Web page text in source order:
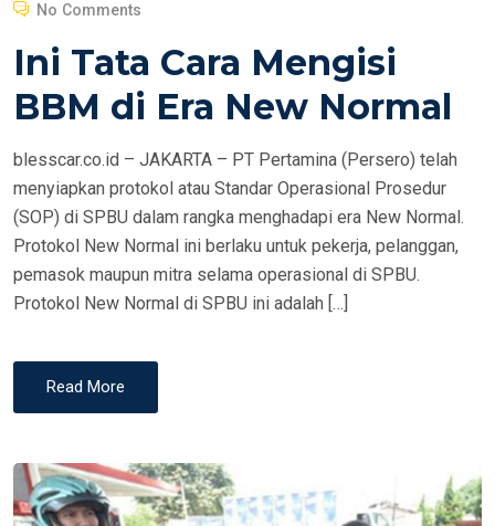
T
No Comments
Ini Tata Cara Mengisi
BBM di Era New Normal
blesscar.co.id – JAKARTA – PT Pertamina (Persero) telah
menyiapkan protokol atau Standar Operasional Prosedur
(SOP) di SPBU dalam rangka menghadapi era New Normal.
Protokol New Normal ini berlaku untuk pekerja, pelanggan,
pemasok maupun mitra selama operasional di SPBU.
Protokol New Normal di SPBU ini adalah […]
Read More